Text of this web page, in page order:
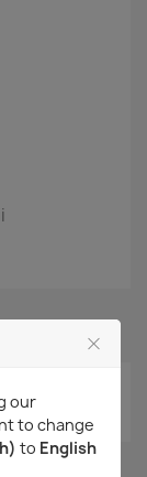
our
to change
to English